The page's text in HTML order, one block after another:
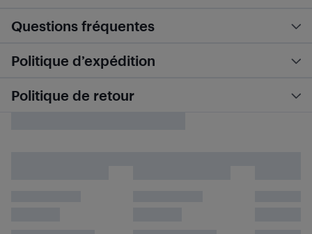
Questions fréquentes
Politique d’expédition
Politique de retour